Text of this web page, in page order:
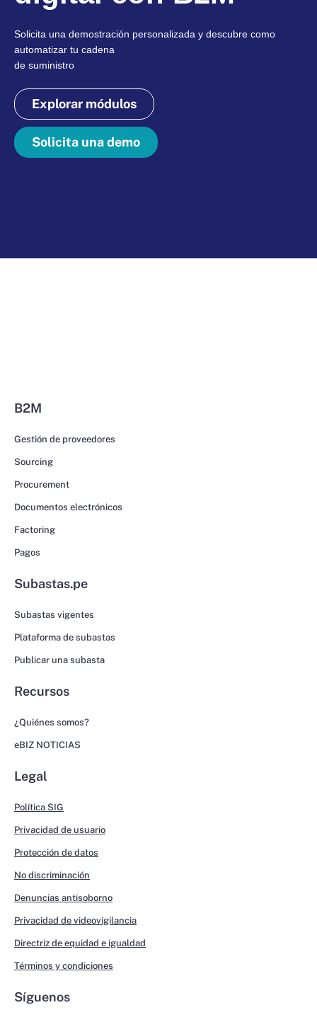
Solicita una demostración personalizada y descubre como
automatizar tu cadena
de suministro
Explorar módulos
Solicita una demo
B2M
Gestión de proveedores
Sourcing
Procurement
Documentos electrónicos
Factoring
Pagos
Subastas.pe
Subastas vigentes
Plataforma de subastas
Publicar una subasta
Recursos
¿Quiénes somos?
eBIZ NOTICIAS
Legal
Política SIG
Privacidad de usuario
Protección de datos
No discriminación
Denuncias antisoborno
Privacidad de videovigilancia
Directriz de equidad e igualdad
Términos y condiciones
Síguenos